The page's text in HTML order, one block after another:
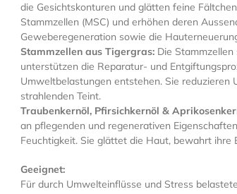
die Gesichtskonturen und glätten feine
Stammzellen (MSC) und erhöhen deren
Geweberegeneration sowie die
Stammzellen aus Tigergras: Die
unterstützen die Reparatur- und
Umweltbelastungen entstehen. Sie
strahlenden Teint.
Traubenkernöl, Pfirsichkernöl &
an pflegenden und regenerativen
Feuchtigkeit. Sie glättet die Haut, bewahrt
Geeignet:
Für durch Umwelteinflüsse und Stress